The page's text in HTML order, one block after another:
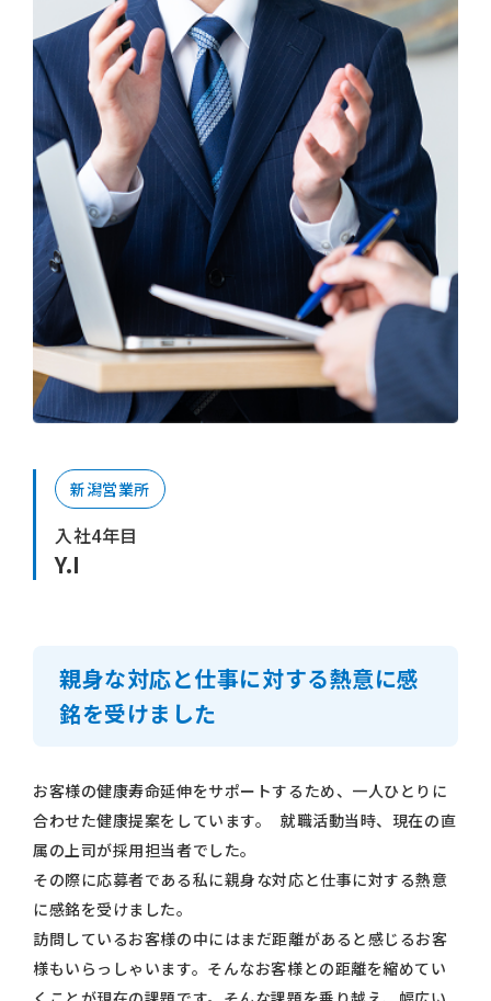
新潟営業所
入社4年目
Y.I
親身な対応と仕事に対する熱意に感
銘を受けました
お客様の健康寿命延伸をサポートするため、一人ひとりに
合わせた健康提案をしています。 就職活動当時、現在の直
属の上司が採用担当者でした。
その際に応募者である私に親身な対応と仕事に対する熱意
に感銘を受けました。
訪問しているお客様の中にはまだ距離があると感じるお客
様もいらっしゃいます。そんなお客様との距離を縮めてい